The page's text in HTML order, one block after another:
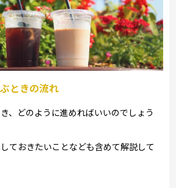
ときの流れ
、どのように進めればいいのでしょう
ておきたいことなども含めて解説して